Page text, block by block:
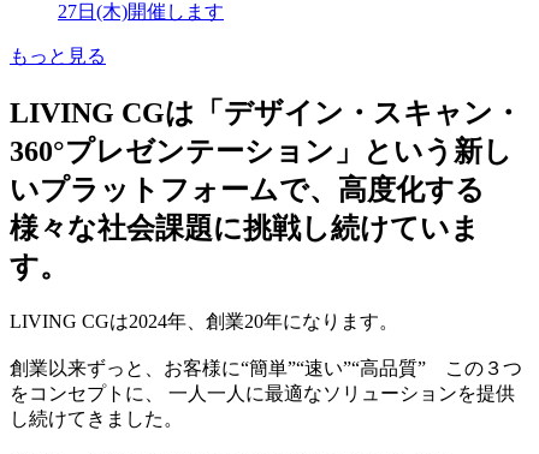
27日(木)開催します
もっと見る
LIVING CGは「デザイン・スキャン・
360°プレゼンテーション」という新し
いプラットフォームで、高度化する
様々な社会課題に挑戦し続けていま
す。
LIVING CGは2024年、創業20年になります。
創業以来ずっと、お客様に“簡単”“速い”“高品質” この３つ
をコンセプトに、 一人一人に最適なソリューションを提供
し続けてきました。